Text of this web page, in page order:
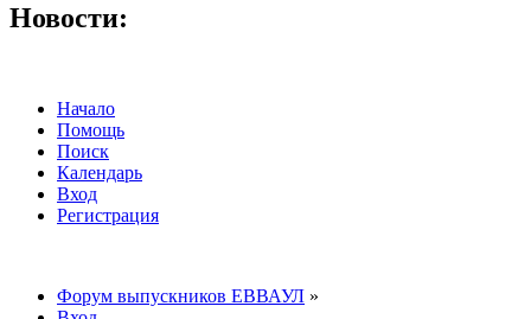
Новости:
Начало
Помощь
Поиск
Календарь
Вход
Регистрация
Форум выпускников ЕВВАУЛ »